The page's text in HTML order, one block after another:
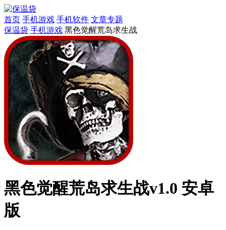
首页 手机游戏 手机软件 文章专题
保温袋 手机游戏 黑色觉醒荒岛求生战
黑色觉醒荒岛求生战v1.0 安卓
版